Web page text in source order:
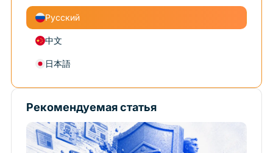
Русский
中文
日本語
Рекомендуемая статья